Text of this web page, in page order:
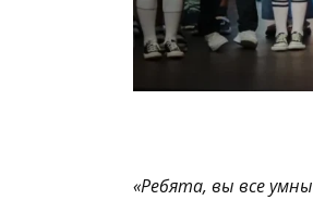
«Ребята, вы все